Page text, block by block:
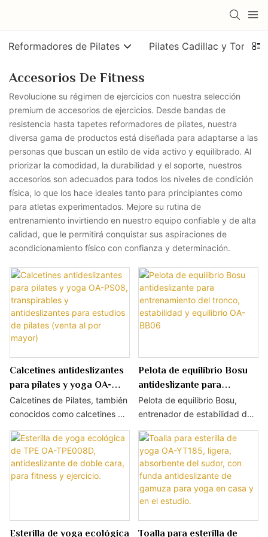
Reformadores de Pilates Pilates Cadillac y Torre
Accesorios De Fitness
Revolucione su régimen de ejercicios con nuestra selección
premium de accesorios de ejercicios. Desde bandas de
resistencia hasta tapetes reformadores de pilates, nuestra
diversa gama de productos está diseñada para adaptarse a las
personas que buscan un estilo de vida activo y equilibrado. Al
priorizar la comodidad, la durabilidad y el soporte, nuestros
accesorios son adecuados para todos los niveles de condición
física, lo que los hace ideales tanto para principiantes como
para atletas experimentados. Mejore su rutina de
entrenamiento invirtiendo en nuestro equipo confiable y de alta
calidad, que le permitirá conquistar sus aspiraciones de
acondicionamiento físico con confianza y determinación.
Calcetines antideslizantes
para pilates y yoga OA-
PS08, transpirables y
antideslizantes para
estudios de pilates (venta
al por mayor)
Calcetines de Pilates, también
conocidos como calcetines de
antideslizante de silicona de
alta calidad. Fabricados en
algodón suave, elástico y
transpirable para mantener los
pilates, yoga, barre y fitness
Pelota de equilibrio Bosu
antideslizante para
entrenamiento del tronco,
estabilidad y equilibrio OA-
BB06
Pelota de equilibrio Bosu,
entrenador de estabilidad de
mate antideslizante y material
de PVC de alta elasticidad y
resistente a la rotura. Ideal
para ejercicios de
fortalecimiento del core,
entrenamiento en grupo en el
Esterilla de yoga ecológica
Toalla para esterilla de